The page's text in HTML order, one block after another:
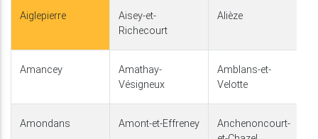
Aiglepierre
Aisey-et-
Richecourt
Alièze
Amancey
Amathay-
Vésigneux
Amblans-et-
Velotte
Amondans Amont-et-Effreney
Anchenoncourt-